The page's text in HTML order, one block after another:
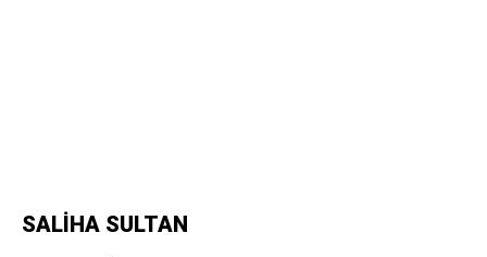
SALİHA SULTAN